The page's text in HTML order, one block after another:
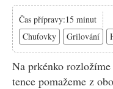
Čas přípravy:15 minut
Chuťovky
Grilování
Na prkénko
tence pomažeme z